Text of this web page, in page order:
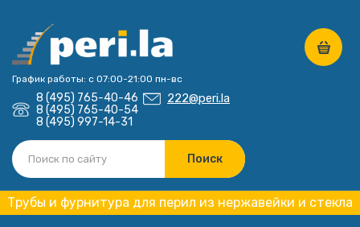
График работы: с 07:00-21:00 пн-вс
8 (495) 765-40-46
8 (495) 765-40-54
8 (495) 997-14-31
222@peri.la
Трубы и фурнитура для перил из нержавейки и стекла